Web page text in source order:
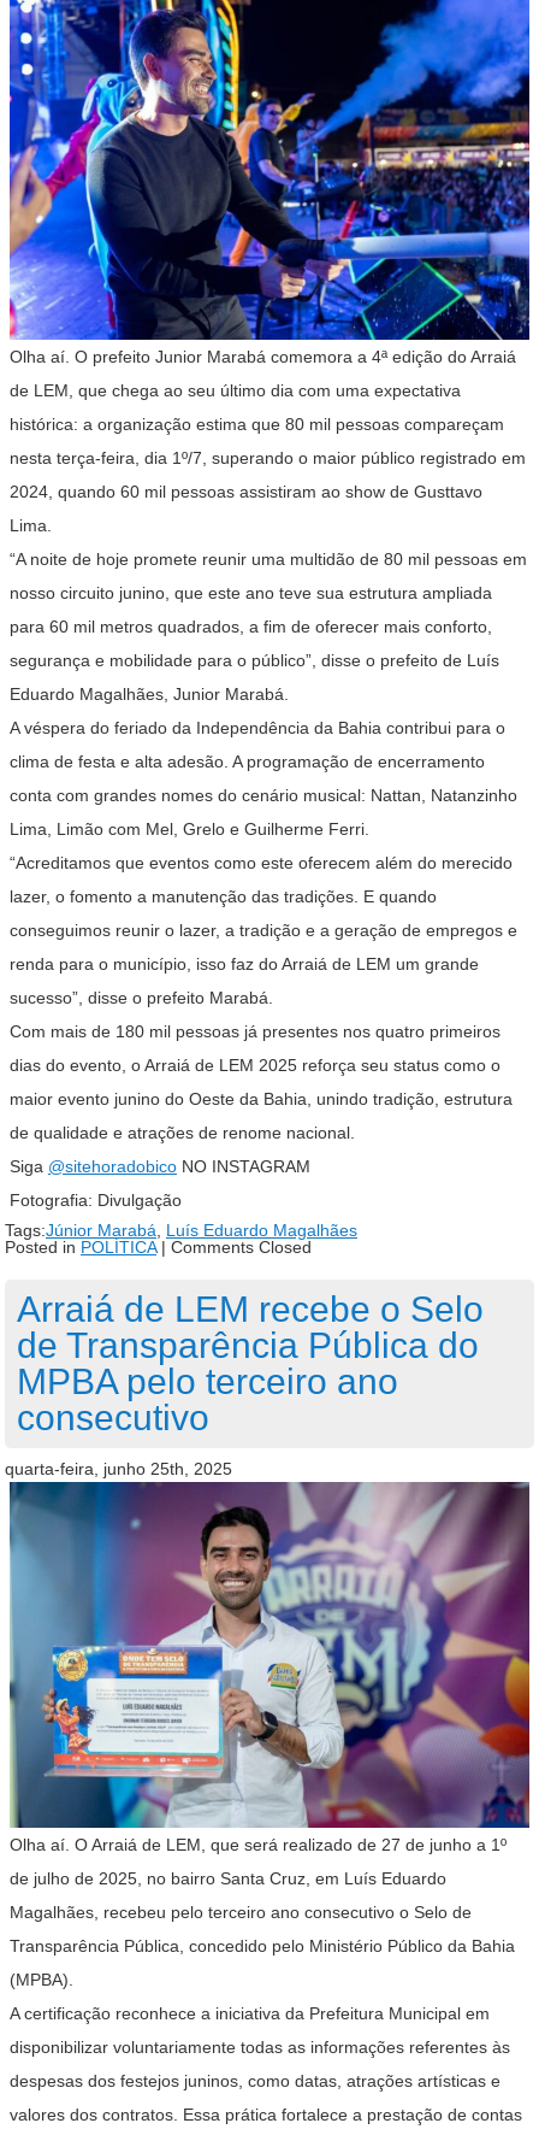
Olha aí. O prefeito Junior Marabá comemora a 4ª edição do Arraiá
de LEM, que chega ao seu último dia com uma expectativa
histórica: a organização estima que 80 mil pessoas compareçam
nesta terça-feira, dia 1º/7, superando o maior público registrado em
2024, quando 60 mil pessoas assistiram ao show de Gusttavo
Lima.
“A noite de hoje promete reunir uma multidão de 80 mil pessoas em
nosso circuito junino, que este ano teve sua estrutura ampliada
para 60 mil metros quadrados, a fim de oferecer mais conforto,
segurança e mobilidade para o público”, disse o prefeito de Luís
Eduardo Magalhães, Junior Marabá.
A véspera do feriado da Independência da Bahia contribui para o
clima de festa e alta adesão. A programação de encerramento
conta com grandes nomes do cenário musical: Nattan, Natanzinho
Lima, Limão com Mel, Grelo e Guilherme Ferri.
“Acreditamos que eventos como este oferecem além do merecido
lazer, o fomento a manutenção das tradições. E quando
conseguimos reunir o lazer, a tradição e a geração de empregos e
renda para o município, isso faz do Arraiá de LEM um grande
sucesso”, disse o prefeito Marabá.
Com mais de 180 mil pessoas já presentes nos quatro primeiros
dias do evento, o Arraiá de LEM 2025 reforça seu status como o
maior evento junino do Oeste da Bahia, unindo tradição, estrutura
de qualidade e atrações de renome nacional.
Siga @sitehoradobico NO INSTAGRAM
Fotografia: Divulgação
Tags:Júnior Marabá
Luís Eduardo Magalhães
Posted in POLÍTICA| Comments Closed
Arraiá de LEM recebe o Selo
de Transparência Pública do
MPBA pelo terceiro ano
consecutivo
quarta-feira, junho 25th, 2025
Olha aí. O Arraiá de LEM, que será realizado de 27 de junho a 1º
de julho de 2025, no bairro Santa Cruz, em Luís Eduardo
Magalhães, recebeu pelo terceiro ano consecutivo o Selo de
Transparência Pública, concedido pelo Ministério Público da Bahia
(MPBA).
A certificação reconhece a iniciativa da Prefeitura Municipal em
disponibilizar voluntariamente todas as informações referentes às
despesas dos festejos juninos, como datas, atrações artísticas e
valores dos contratos. Essa prática fortalece a prestação de contas